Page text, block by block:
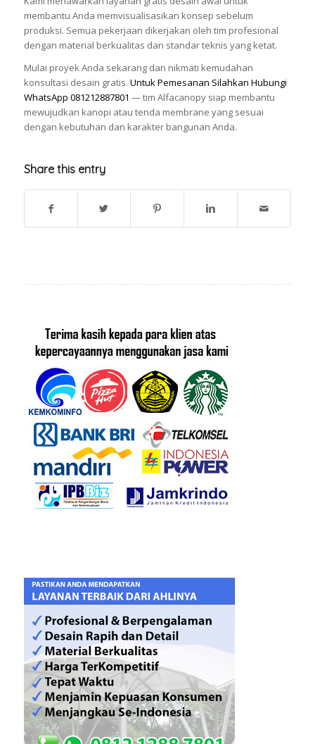
membantu Anda memvisualisasikan konsep sebelum
produksi. Semua pekerjaan dikerjakan oleh tim profesional
dengan material berkualitas dan standar teknis yang ketat.
Mulai proyek Anda sekarang dan nikmati kemudahan
konsultasi desain gratis. Untuk Pemesanan Silahkan Hubungi
WhatsApp 081212887801 — tim Alfacanopy siap membantu
mewujudkan kanopi atau tenda membrane yang sesuai
dengan kebutuhan dan karakter bangunan Anda.
Share this entry